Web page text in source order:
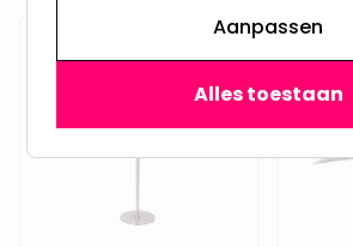
Aanpassen
Alles toestaan